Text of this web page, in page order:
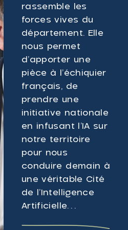
rassemble les
forces vives du
département. Elle
nous permet
d’apporter une
pièce à l’échiquier
français, de
prendre une
initiative nationale
en infusant l’IA sur
notre territoire
pour nous
conduire demain à
une véritable Cité
de l’Intelligence
Artificielle…